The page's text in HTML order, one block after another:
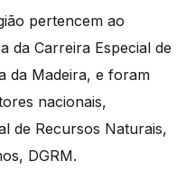
pertencem ao
da Carreira Especial de
da Madeira, e foram
nacionais,
de Recursos Naturais,
DGRM.